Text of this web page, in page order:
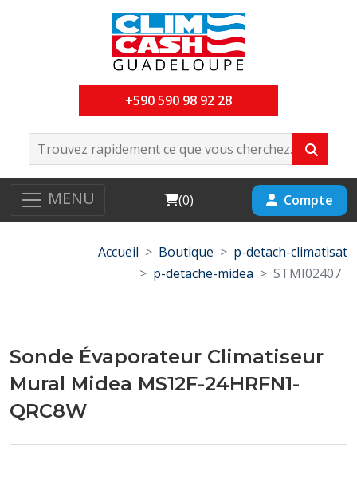
+590 590 98 92 28
MENU Cart
(0) Compte
Accueil Boutique
p-detach-climatisat
p-detache-midea
STMI02407
Sonde Évaporateur Climatiseur
Mural Midea MS12F-24HRFN1-
QRC8W